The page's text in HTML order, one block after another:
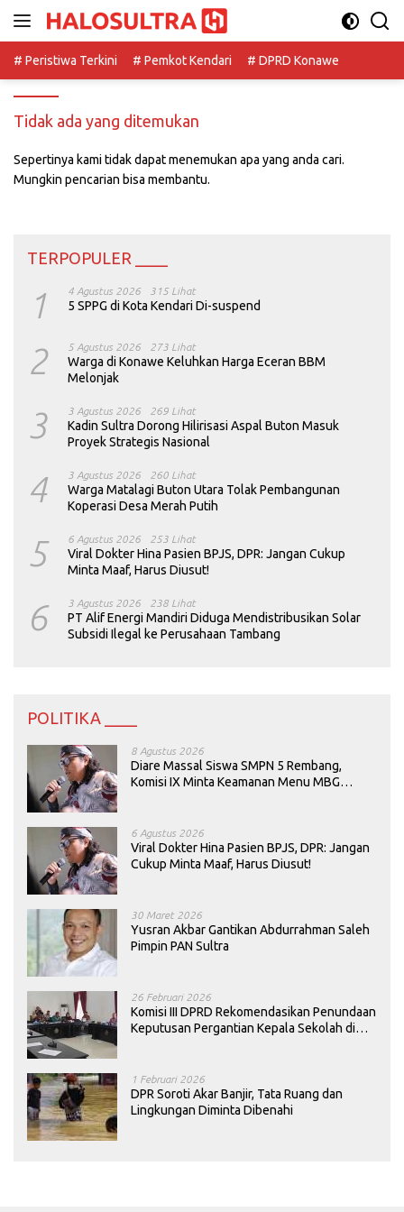
# Peristiwa Terkini
# Pemkot Kendari # DPRD Konawe
Tidak ada yang ditemukan
Sepertinya kami tidak dapat menemukan apa yang anda cari.
Mungkin pencarian bisa membantu.
TERPOPULER ____
1 4 Agustus 2026 315 Lihat
5 SPPG di Kota Kendari Di-suspend
2 5 Agustus 2026 273 Lihat
Warga di Konawe Keluhkan Harga Eceran BBM
Melonjak
3 3 Agustus 2026 269 Lihat
Kadin Sultra Dorong Hilirisasi Aspal Buton Masuk
Proyek Strategis Nasional
4 3 Agustus 2026 260 Lihat
Warga Matalagi Buton Utara Tolak Pembangunan
Koperasi Desa Merah Putih
5 6 Agustus 2026 253 Lihat
Viral Dokter Hina Pasien BPJS, DPR: Jangan Cukup
Minta Maaf, Harus Diusut!
6 3 Agustus 2026 238 Lihat
PT Alif Energi Mandiri Diduga Mendistribusikan Solar
Subsidi Ilegal ke Perusahaan Tambang
POLITIKA ____
8 Agustus 2026
Diare Massal Siswa SMPN 5 Rembang,
Komisi IX Minta Keamanan Menu MBG
6 Agustus 2026
Viral Dokter Hina Pasien BPJS, DPR: Jangan
Cukup Minta Maaf, Harus Diusut!
30 Maret 2026
Yusran Akbar Gantikan Abdurrahman Saleh
Pimpin PAN Sultra
26 Februari 2026
Komisi III DPRD Rekomendasikan Penundaan
Keputusan Pergantian Kepala Sekolah di
1 Februari 2026
DPR Soroti Akar Banjir, Tata Ruang dan
Lingkungan Diminta Dibenahi